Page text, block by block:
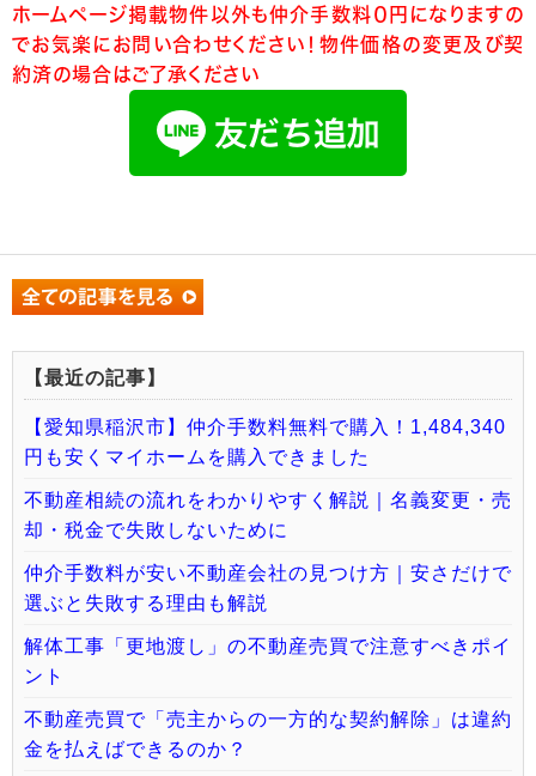
ホームページ掲載物件以外も仲介手数料０円になりますの
でお気楽にお問い合わせください！物件価格の変更及び契
約済の場合はご了承ください
【最近の記事】
【愛知県稲沢市】仲介手数料無料で購入！1,484,340
円も安くマイホームを購入できました
不動産相続の流れをわかりやすく解説｜名義変更・売
却・税金で失敗しないために
仲介手数料が安い不動産会社の見つけ方｜安さだけで
選ぶと失敗する理由も解説
解体工事「更地渡し」の不動産売買で注意すべきポイ
ント
不動産売買で「売主からの一方的な契約解除」は違約
金を払えばできるのか？